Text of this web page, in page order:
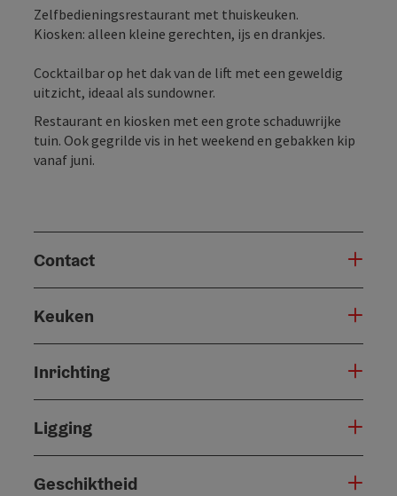
Zelfbedieningsrestaurant met thuiskeuken.
Kiosken: alleen kleine gerechten, ijs en drankjes.
Cocktailbar op het dak van de lift met een geweldig
uitzicht, ideaal als sundowner.
Restaurant en kiosken met een grote schaduwrijke
tuin. Ook gegrilde vis in het weekend en gebakken kip
vanaf juni.
Contact
Keuken
Inrichting
Ligging
Geschiktheid